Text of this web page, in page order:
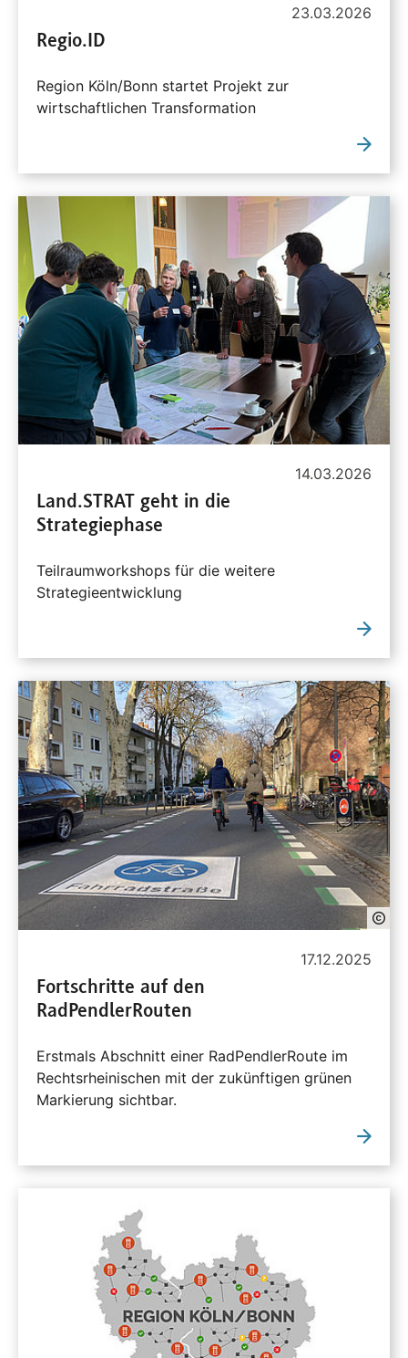
23.03.2026
Regio.ID
Region Köln/Bonn startet Projekt zur
wirtschaftlichen Transformation
14.03.2026
Land.STRAT geht in die
Strategiephase
Teilraumworkshops für die weitere
Strategieentwicklung
17.12.2025
Fortschritte auf den
RadPendlerRouten
Erstmals Abschnitt einer RadPendlerRoute im
Rechtsrheinischen mit der zukünftigen grünen
Markierung sichtbar.